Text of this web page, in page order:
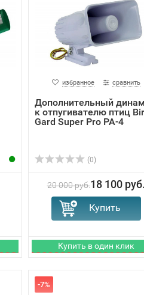
избранное сравнить
Дополнительный
к отпугивателю птиц
Gard Super Pro PA-4
(0)
20 000 руб.18 100
-7%